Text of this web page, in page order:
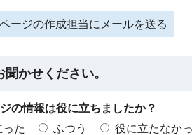
ージの作成担当にメールを送る
かせください。
の情報は役に立ちましたか？
た
ふつう 役に立たなか